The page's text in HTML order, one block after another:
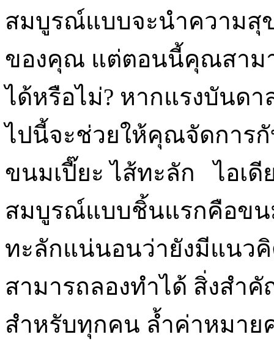
สมบูรณ์แบบจะนำความสุ
ของคุณ แต่ตอนนี้คุณสาม
ได้หรือไม่? หากแรงบันด
ไปนี้จะช่วยให้คุณจัดการกั
ขนมเปี๊ยะ ไส้ทะลัก ไอเดี
สมบูรณ์แบบชิ้นแรกคือขน
ทะลักแน่นอนว่ายังมีแนว
สามารถลองทำได้ สิ่งสำ
สำหรับทุกคน ล้ำค่าหมาย